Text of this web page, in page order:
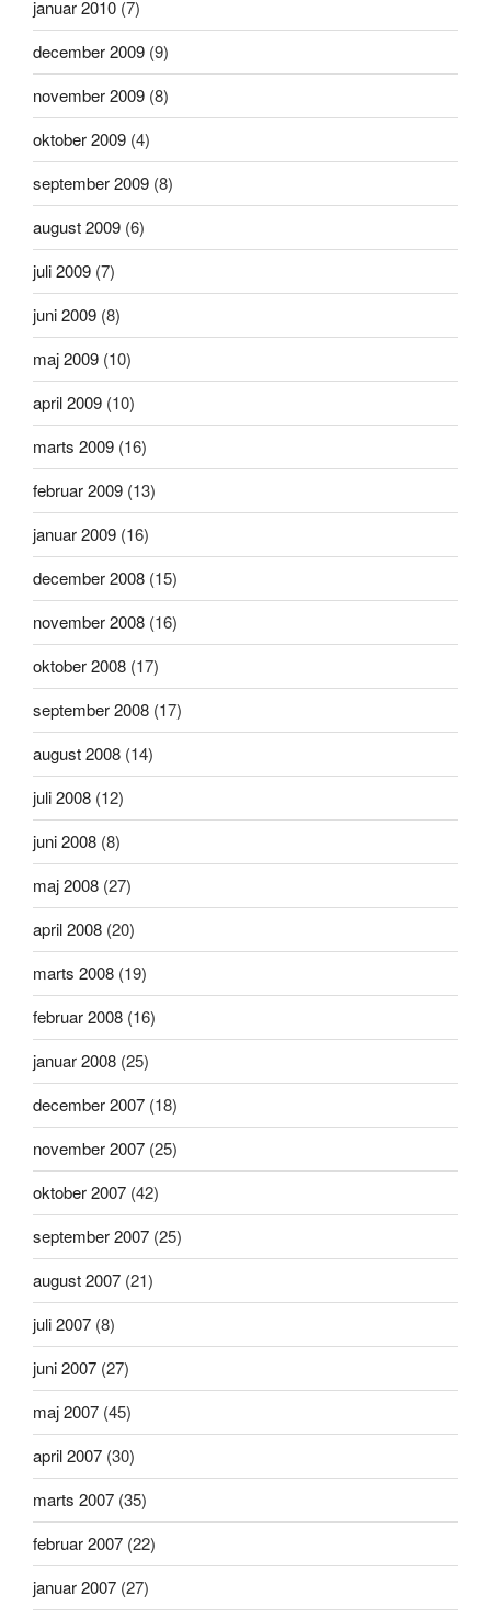
januar 2010 (7)
december 2009 (9)
november 2009 (8)
oktober 2009 (4)
september 2009 (8)
august 2009 (6)
juli 2009 (7)
juni 2009 (8)
maj 2009 (10)
april 2009 (10)
marts 2009 (16)
februar 2009 (13)
januar 2009 (16)
december 2008 (15)
november 2008 (16)
oktober 2008 (17)
september 2008 (17)
august 2008 (14)
juli 2008 (12)
juni 2008 (8)
maj 2008 (27)
april 2008 (20)
marts 2008 (19)
februar 2008 (16)
januar 2008 (25)
december 2007 (18)
november 2007 (25)
oktober 2007 (42)
september 2007 (25)
august 2007 (21)
juli 2007 (8)
juni 2007 (27)
maj 2007 (45)
april 2007 (30)
marts 2007 (35)
februar 2007 (22)
januar 2007 (27)